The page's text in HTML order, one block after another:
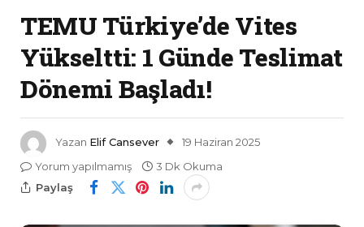
TEMU Türkiye’de Vites
Yükseltti: 1 Günde Teslimat
Dönemi Başladı!
Yazan Elif Cansever
19 Haziran 2025
Yorum yapılmamış
3 Dk Okuma
Paylaş